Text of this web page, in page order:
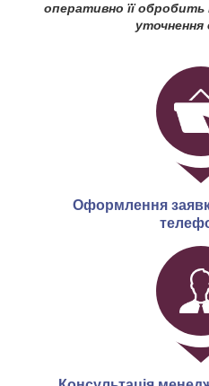
оперативно її обробить
уточнення
Оформлення